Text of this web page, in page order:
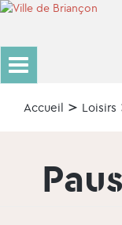
Accueil Loisirs